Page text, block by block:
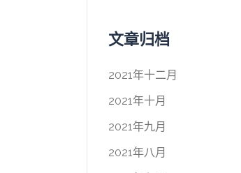
文章归档
2021年十二月
2021年十月
2021年九月
2021年八月